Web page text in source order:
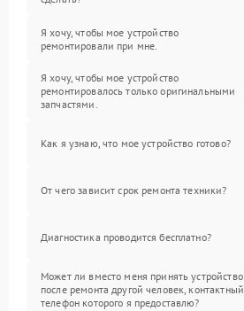
Я хочу, чтобы мое устройство
ремонтировали при мне.
Я хочу, чтобы мое устройство
ремонтировалось только оригинальными
запчастями.
Как я узнаю, что мое устройство готово?
От чего зависит срок ремонта техники?
Диагностика проводится бесплатно?
Может ли вместо меня принять устройство
после ремонта другой человек, контактный
телефон которого я предоставлю?